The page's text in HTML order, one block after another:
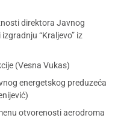
direktora Javnog
“Kraljevo” iz
(Vesna Vukas)
energetskog preduzeća
otvorenosti aerodroma